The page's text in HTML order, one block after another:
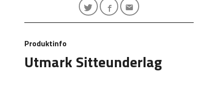
Produktinfo
Utmark Sitteunderlag